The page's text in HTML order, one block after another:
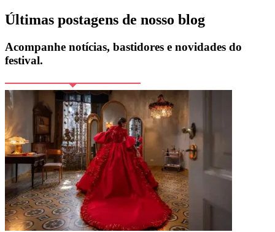
Últimas postagens de nosso blog
Acompanhe notícias, bastidores e novidades do
festival.